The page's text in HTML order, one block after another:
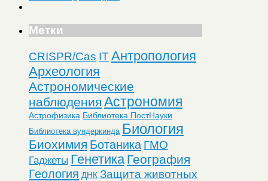
Метки
CRISPR/Cas ITАнтропология
Археология
Астрономические
наблюдения Астрономия
Астрофизика Библиотека ПостНауки
Библиотека вундеркинда Биология
Биохимия Ботаника ГМО
Гаджеты Генетика География
Геология ДНК Защита животных